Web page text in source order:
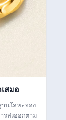
สมอ
านโลหะทอง
รส่งออกตาม